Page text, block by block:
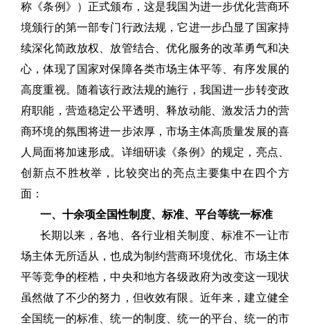
互动回应
数据专题
称《条例》）正式颁布，这是我国为进一步优化营商环
境颁行的第一部专门行政法规，它进一步凸显了国家持
续深化简政放权、放管结合、优化服务的改革勇气和决
心，体现了国家对保障各类市场主体平等、有序发展的
高度重视。随着该行政法规的施行，我国进一步转变政
府职能，营造稳定公平透明、释放动能、激发活力的营
商环境的氛围将进一步浓厚，市场主体高质量发展的喜
人局面将加速形成。详细研读《条例》的规定，亮点、
创新点不胜枚举，比较突出的亮点主要集中在四个方
面：
一、十余项全国性制度、标准、平台等统一标准
长期以来，各地、各行业相关制度、标准不一让市
场主体无所适从，也成为制约营商环境优化、市场主体
平等竞争的桎梏，中央和地方各级政府为改变这一现状
虽然做了不少的努力，但收效有限。近年来，建立健全
全国统一的标准、统一的制度、统一的平台、统一的市